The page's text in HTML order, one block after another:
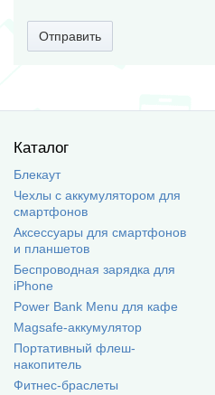
Отправить
Каталог
Блекаут
Чехлы с аккумулятором для
смартфонов
Аксессуары для смартфонов
и планшетов
Беспроводная зарядка для
iPhone
Power Bank Menu для кафе
Magsafe-аккумулятор
Портативный флеш-
накопитель
Фитнес-браслеты